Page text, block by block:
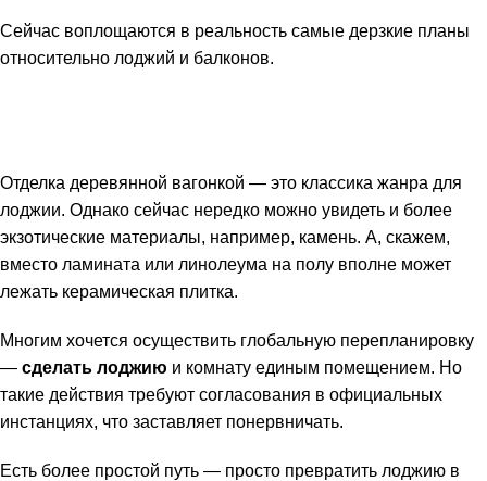
Сейчас воплощаются в реальность самые дерзкие планы
относительно лоджий и балконов.
Отделка деревянной вагонкой — это классика жанра для
лоджии. Однако сейчас нередко можно увидеть и более
экзотические материалы, например, камень. А, скажем,
вместо ламината или линолеума на полу вполне может
лежать керамическая плитка.
Многим хочется осуществить глобальную перепланировку
— сделать лоджию и комнату единым помещением. Но
такие действия требуют согласования в официальных
инстанциях, что заставляет понервничать.
Есть более простой путь — просто превратить лоджию в